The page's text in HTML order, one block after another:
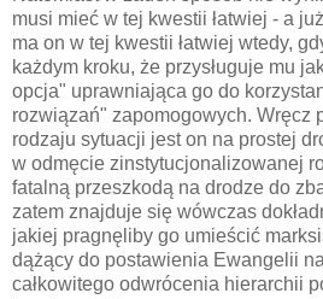
musi mieć w tej kwestii łatwiej - a
ma on w tej kwestii łatwiej wtedy,
każdym kroku, że przysługuje mu
opcja" uprawniająca go do
rozwiązań" zapomogowych. Wręcz
rodzaju sytuacji jest on na prostej
w odmęcie zinstytucjonalizowanej
fatalną przeszkodą na drodze do
zatem znajduje się wówczas
jakiej pragnęliby go umieścić
dążący do postawienia Ewangelii
całkowitego odwrócenia hierarchii